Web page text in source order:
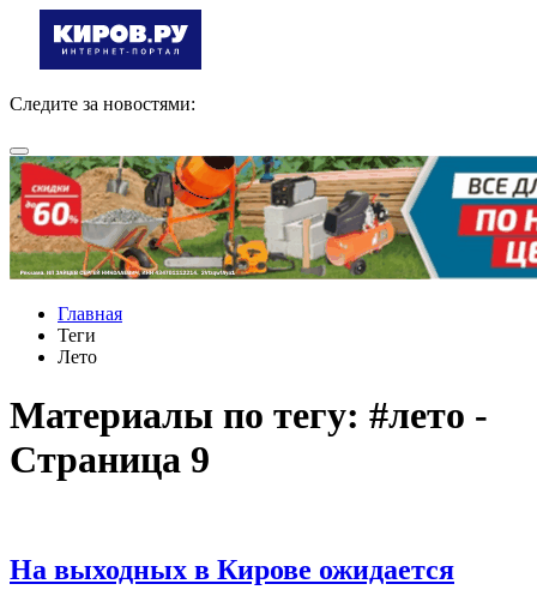
Следите за новостями:
Главная
Теги
Лето
Материалы по тегу: #лето -
Страница 9
На выходных в Кирове ожидается